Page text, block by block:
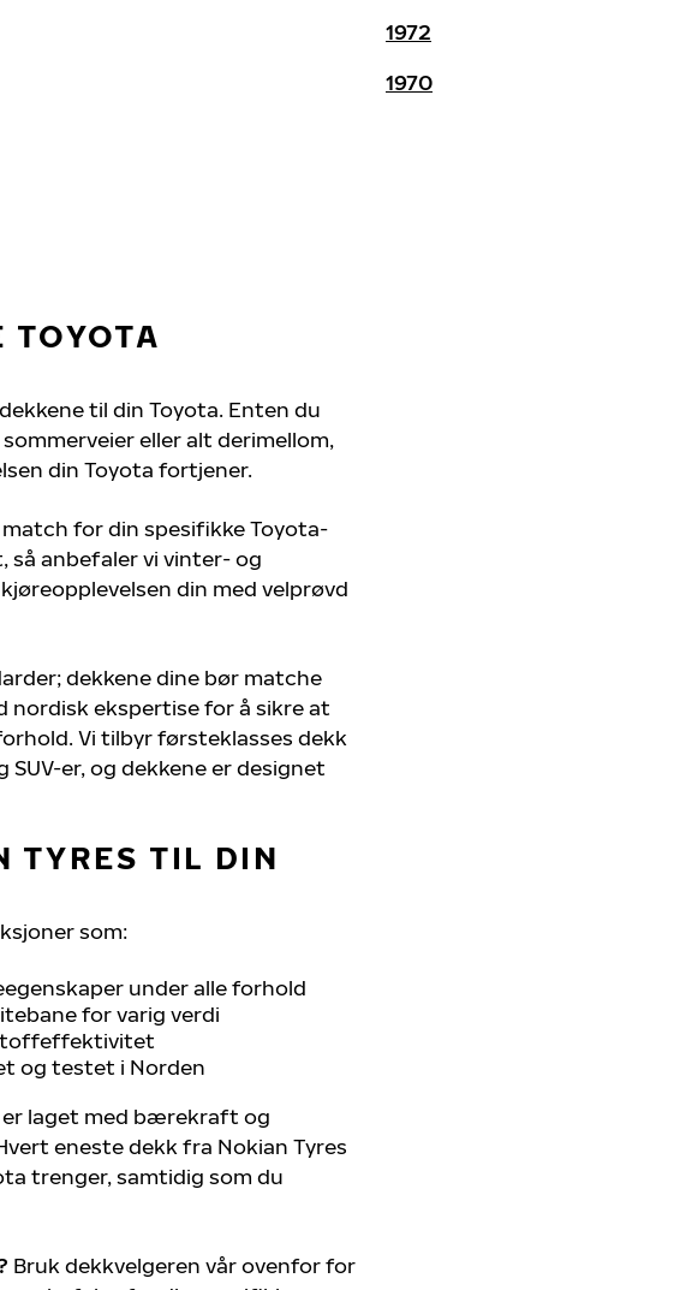
1972
1970
TOYOTA
til din Toyota. Enten du
eller alt derimellom,
din Toyota fortjener.
for din spesifikke Toyota-
så anbefaler vi vinter- og
din med velprøvd
dekkene dine bør matche
nordisk ekspertise for å sikre at
Vi tilbyr førsteklasses dekk
er, og dekkene er designet
TYRES TIL DIN
som:
under alle forhold
for varig verdi
og testet i Norden
laget med bærekraft og
eneste dekk fra Nokian Tyres
trenger, samtidig som du
Bruk dekkvelgeren vår ovenfor for